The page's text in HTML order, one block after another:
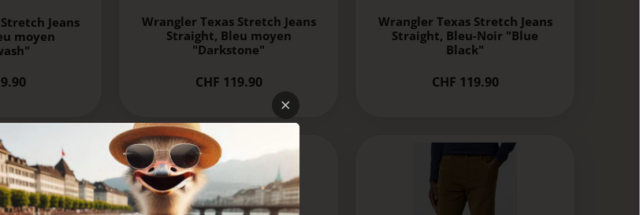
Jeans
moyen
Wrangler Texas Stretch Jeans
Straight, Bleu moyen
"Darkstone"
CHF 119.90
Wrangler Texas Stretch Jeans
Straight, Bleu-Noir "Blue
Black"
CHF 119.90